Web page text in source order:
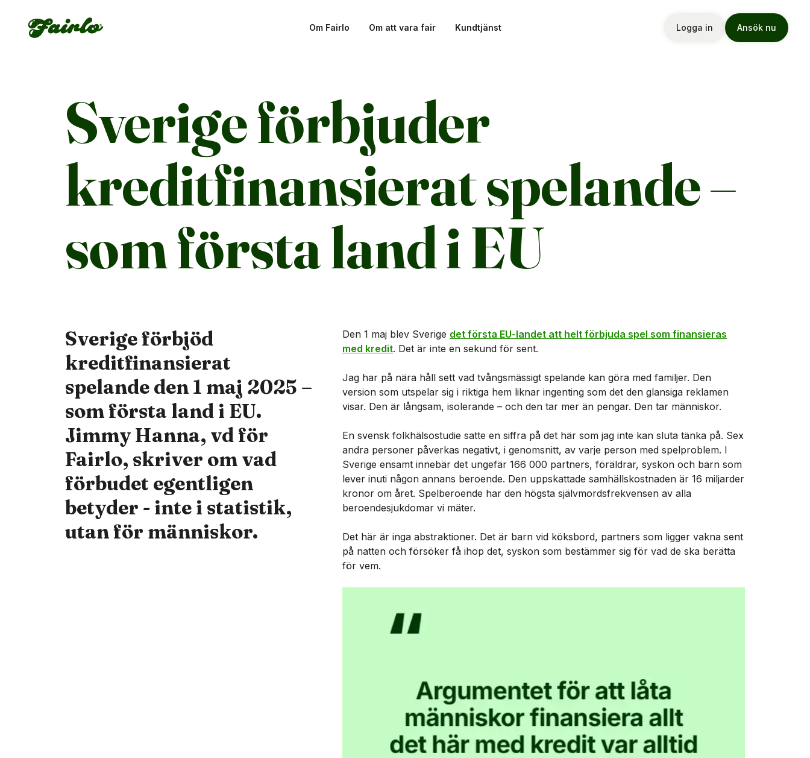
Fairlo
Om Fairlo Om att vara fair Kundtjänst Logga in Ansök nu
Sverige förbjuder
kreditfinansierat spelande –
som första land i EU
Sverige förbjöd
kreditfinansierat
spelande den 1 maj 2025 –
som första land i EU.
Jimmy Hanna, vd för
Fairlo, skriver om vad
förbudet egentligen
betyder - inte i statistik,
utan för människor.
Den 1 maj blev Sverige det första EU-landet att helt förbjuda spel som finansieras
med kredit. Det är inte en sekund för sent.
Jag har på nära håll sett vad tvångsmässigt spelande kan göra med familjer. Den
version som utspelar sig i riktiga hem liknar ingenting som det den glansiga reklamen
visar. Den är långsam, isolerande – och den tar mer än pengar. Den tar människor.
En svensk folkhälsostudie satte en siffra på det här som jag inte kan sluta tänka på. Sex
andra personer påverkas negativt, i genomsnitt, av varje person med spelproblem. I
Sverige ensamt innebär det ungefär 166 000 partners, föräldrar, syskon och barn som
lever inuti någon annans beroende. Den uppskattade samhällskostnaden är 16 miljarder
kronor om året. Spelberoende har den högsta självmordsfrekvensen av alla
beroendesjukdomar vi mäter.
Det här är inga abstraktioner. Det är barn vid köksbord, partners som ligger vakna sent
på natten och försöker få ihop det, syskon som bestämmer sig för vad de ska berätta
för vem.